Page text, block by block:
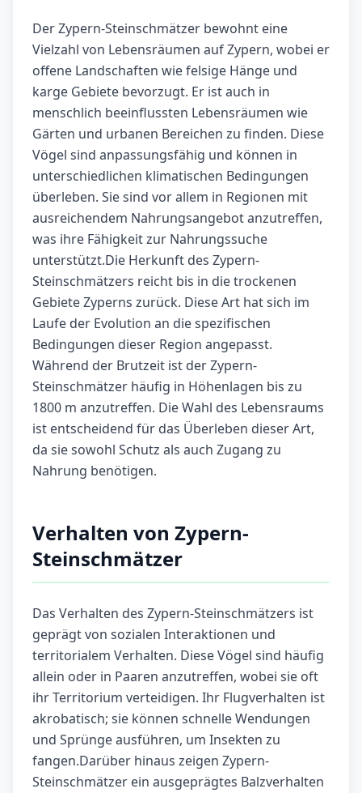
Der Zypern-Steinschmätzer bewohnt eine
Vielzahl von Lebensräumen auf Zypern, wobei er
offene Landschaften wie felsige Hänge und
karge Gebiete bevorzugt. Er ist auch in
menschlich beeinflussten Lebensräumen wie
Gärten und urbanen Bereichen zu finden. Diese
Vögel sind anpassungsfähig und können in
unterschiedlichen klimatischen Bedingungen
überleben. Sie sind vor allem in Regionen mit
ausreichendem Nahrungsangebot anzutreffen,
was ihre Fähigkeit zur Nahrungssuche
unterstützt.Die Herkunft des Zypern-
Steinschmätzers reicht bis in die trockenen
Gebiete Zyperns zurück. Diese Art hat sich im
Laufe der Evolution an die spezifischen
Bedingungen dieser Region angepasst.
Während der Brutzeit ist der Zypern-
Steinschmätzer häufig in Höhenlagen bis zu
1800 m anzutreffen. Die Wahl des Lebensraums
ist entscheidend für das Überleben dieser Art,
da sie sowohl Schutz als auch Zugang zu
Nahrung benötigen.
Verhalten von Zypern-
Steinschmätzer
Das Verhalten des Zypern-Steinschmätzers ist
geprägt von sozialen Interaktionen und
territorialem Verhalten. Diese Vögel sind häufig
allein oder in Paaren anzutreffen, wobei sie oft
ihr Territorium verteidigen. Ihr Flugverhalten ist
akrobatisch; sie können schnelle Wendungen
und Sprünge ausführen, um Insekten zu
fangen.Darüber hinaus zeigen Zypern-
Steinschmätzer ein ausgeprägtes Balzverhalten